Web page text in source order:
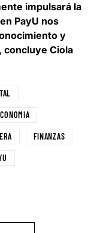
impulsará la
PayU nos
y
concluye Ciola
FINANZAS